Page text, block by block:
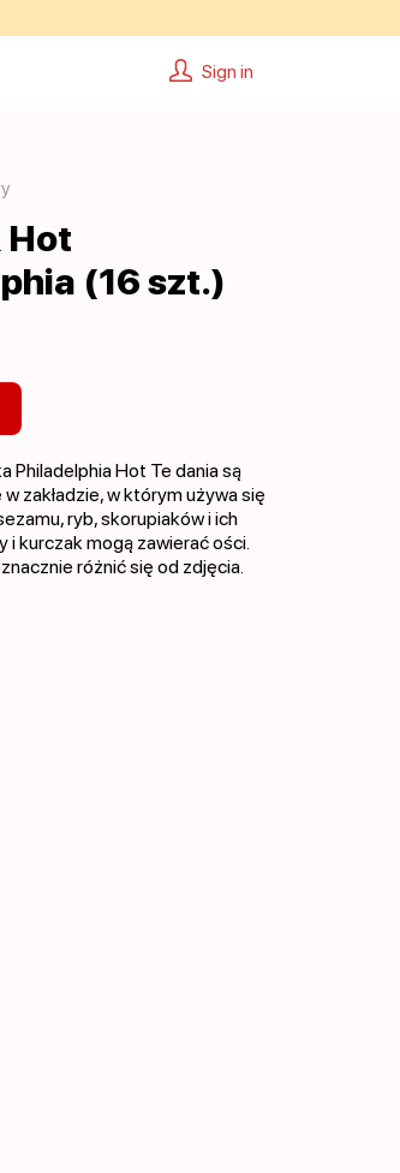
Sign in
Hot
(16 szt.)
Philadelphia Hot Te dania są
zakładzie, w którym używa się
ryb, skorupiaków i ich
i kurczak mogą zawierać ości.
różnić się od zdjęcia.